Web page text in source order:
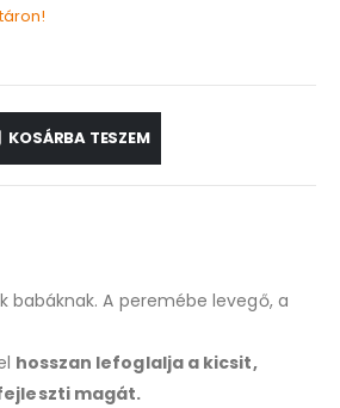
KOSÁRBA TESZEM
babáknak. A peremébe levegő, a
hosszan lefoglalja a kicsit,
magát.